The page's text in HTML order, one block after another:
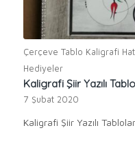
Çerçeve Tablo Kaligrafi Hat
Hediyeler
Kaligrafi Şiir Yazılı
7 Şubat 2020
Kaligrafi Şiir Yazılı